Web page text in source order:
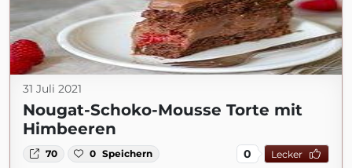
31 Juli 2021
Nougat-Schoko-Mousse Torte mit
Himbeeren
70 0 Speichern 0 Lecker